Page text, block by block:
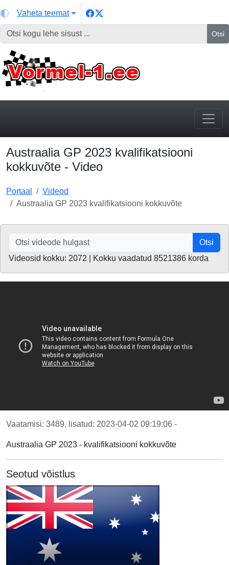
Vaheta teemat
Otsi
Austraalia GP 2023 kvalifikatsiooni
kokkuvõte - Video
Portaal
Videod
Austraalia GP 2023 kvalifikatsiooni kokkuvõte
Otsi
Videosid kokku: 2072 | Kokku vaadatud 8521386 korda
Vaatamisi: 3489, lisatud: 2023-04-02 09:19:06 -
Austraalia GP 2023 - kvalifikatsiooni kokkuvõte
Seotud võistlus